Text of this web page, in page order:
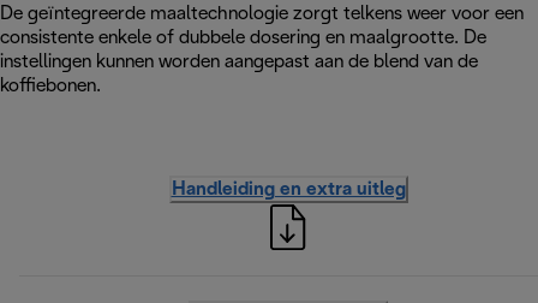
De geïntegreerde maaltechnologie zorgt telkens weer voor een
consistente enkele of dubbele dosering en maalgrootte. De
instellingen kunnen worden aangepast aan de blend van de
koffiebonen.
Handleiding en extra uitleg